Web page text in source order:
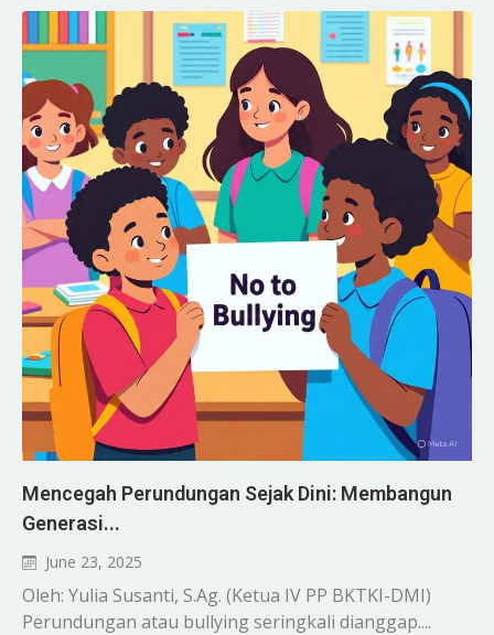
Mencegah Perundungan Sejak Dini: Membangun
Generasi...
June 23, 2025
Oleh: Yulia Susanti, S.Ag. (Ketua IV PP BKTKI-DMI)
Perundungan atau bullying seringkali dianggap....